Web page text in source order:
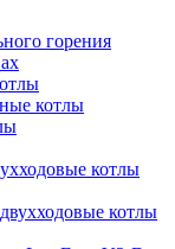
горения
котлы
котлы
котлы